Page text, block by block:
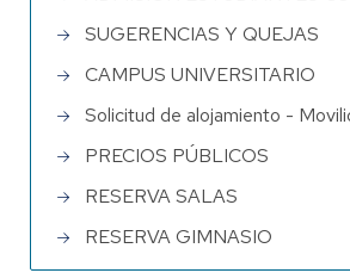
SUGERENCIAS Y QUEJAS
CAMPUS UNIVERSITARIO
Solicitud de alojamiento -
PRECIOS PÚBLICOS
RESERVA SALAS
RESERVA GIMNASIO